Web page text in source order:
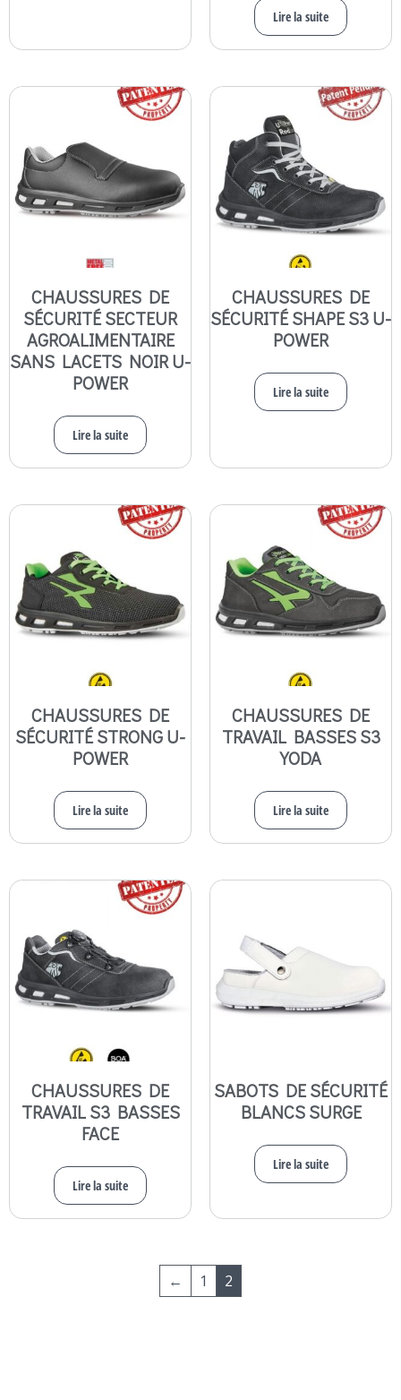
Lire la suite
CHAUSSURES DE
SÉCURITÉ SECTEUR
AGROALIMENTAIRE
SANS LACETS NOIR U-
POWER
Lire la suite
CHAUSSURES DE
SÉCURITÉ SHAPE S3 U-
POWER
Lire la suite
CHAUSSURES DE
SÉCURITÉ STRONG U-
POWER
Lire la suite
CHAUSSURES DE
TRAVAIL BASSES S3
YODA
Lire la suite
CHAUSSURES DE
TRAVAIL S3 BASSES
FACE
Lire la suite
SABOTS DE SÉCURITÉ
BLANCS SURGE
Lire la suite
← 1 2